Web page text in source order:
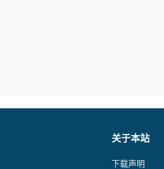
关于本站
下载声明